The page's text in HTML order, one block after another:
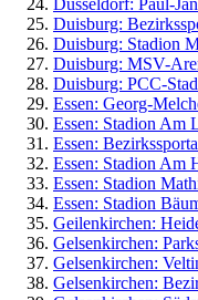
Düsseldorf: Paul-
Duisburg:
Duisburg: Stadion
Duisburg: MSV-
Duisburg: PCC-
Essen: Georg-
Essen: Stadion Am
Essen:
Essen: Stadion Am
Essen: Stadion
Essen: Stadion
Geilenkirchen:
Gelsenkirchen:
Gelsenkirchen:
Gelsenkirchen: